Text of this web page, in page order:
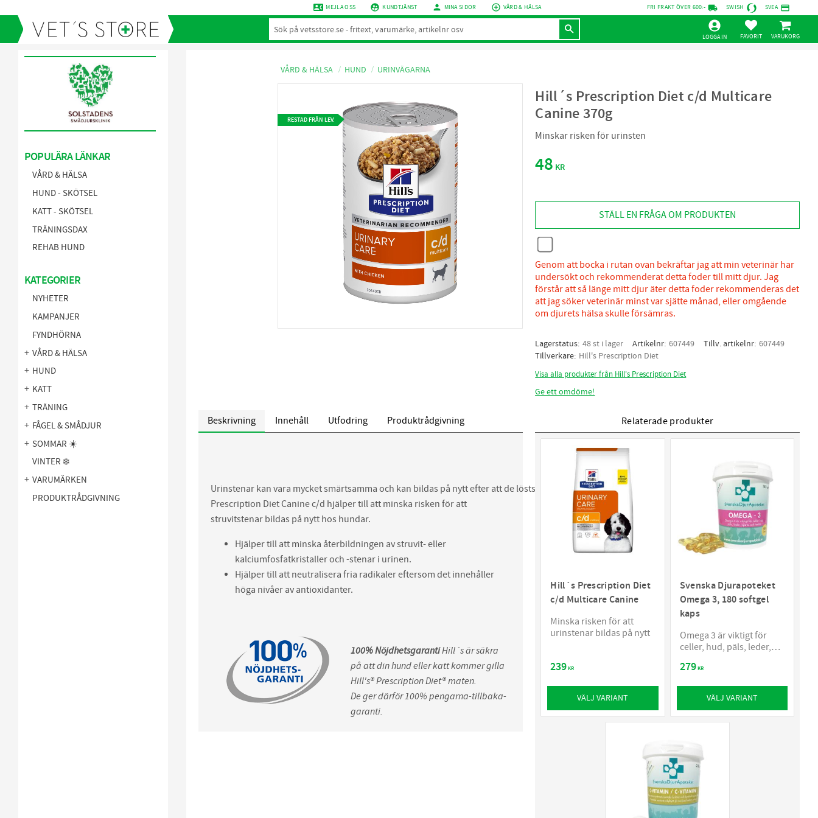
contact_phone MEJLA OSS supervised_user_circle KUNDTJÄNST person MINA SIDOR add_circle_outline VÅRD & HÄLSA FRI FRAKT ÖVER 600:- local_shipping SWISH SVEA credit_card
LOGGA IN FAVORITER
KUNDVAGN
VÅRD & HÄLSA HUND URINVÄGARNA
Hill´s Prescription Diet c/d Multicare
Canine 370g
Minskar risken för urinsten
RESTAD FRÅN LEV.
48 KR
STÄLL EN FRÅGA OM PRODUKTEN
Genom att bocka i rutan ovan bekräftar jag att min veterinär har
undersökt och rekommenderat detta foder till mitt djur. Jag
förstår att så länge mitt djur äter detta foder rekommenderas det
att jag söker veterinär minst var sjätte månad, eller omgående
om djurets hälsa skulle försämras.
Lagerstatus 48 st i lager Artikelnr 607449 Tillv. artikelnr 607449
Tillverkare Hill's Prescription Diet
Visa alla produkter från Hill's Prescription Diet
Ge ett omdöme!
Beskrivning Innehåll Utfodring Produktrådgivning
Urinstenar kan vara mycket smärtsamma och kan bildas på nytt efter att de lösts upp.
Prescription Diet Canine c/d hjälper till att minska risken för att
struvitstenar bildas på nytt hos hundar.
Hjälper till att minska återbildningen av struvit- eller
kalciumfosfatkristaller och -stenar i urinen.
Hjälper till att neutralisera fria radikaler eftersom det innehåller
höga nivåer av antioxidanter.
100% NöjdhetsgarantiHill´s är säkra
på att din hund eller katt kommer gilla
Hill's® Prescription Diet® maten.
De ger därför 100% pengarna-tillbaka-
garanti.
Relaterade produkter
Hill´s Prescription Diet
c/d Multicare Canine
Minska risken för att
urinstenar bildas på nytt
239KR
VÄLJ VARIANT
Svenska Djurapoteket
Omega 3, 180 softgel
kaps
Omega 3 är viktigt för
celler, hud, päls, leder,
279KR
VÄLJ VARIANT
POPULÄRA LÄNKAR
VÅRD & HÄLSA
HUND - SKÖTSEL
KATT - SKÖTSEL
TRÄNINGSDAX
REHAB HUND
KATEGORIER
NYHETER
KAMPANJER
FYNDHÖRNA
VÅRD & HÄLSA
HUND
KATT
TRÄNING
FÅGEL & SMÅDJUR
SOMMAR ☀️
VINTER ❄️
VARUMÄRKEN
PRODUKTRÅDGIVNING